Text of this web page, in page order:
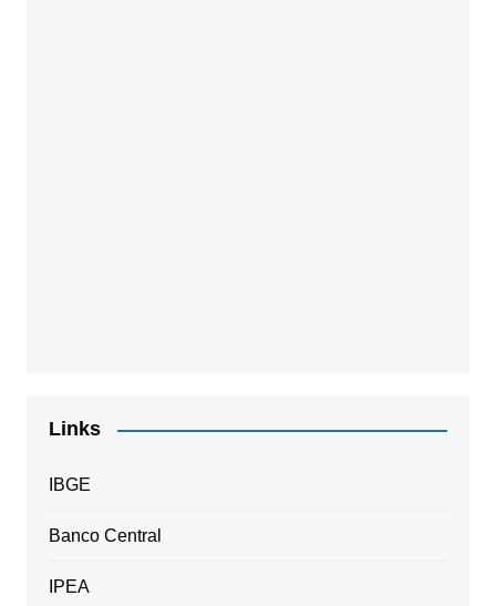
Links
IBGE
Banco Central
IPEA